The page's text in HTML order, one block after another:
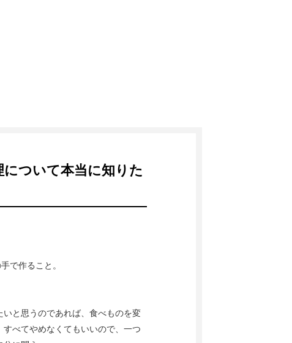
ついて本当に知りた
で作ること。
いと思うのであれば、食べものを変
べてやめなくてもいいので、一つ